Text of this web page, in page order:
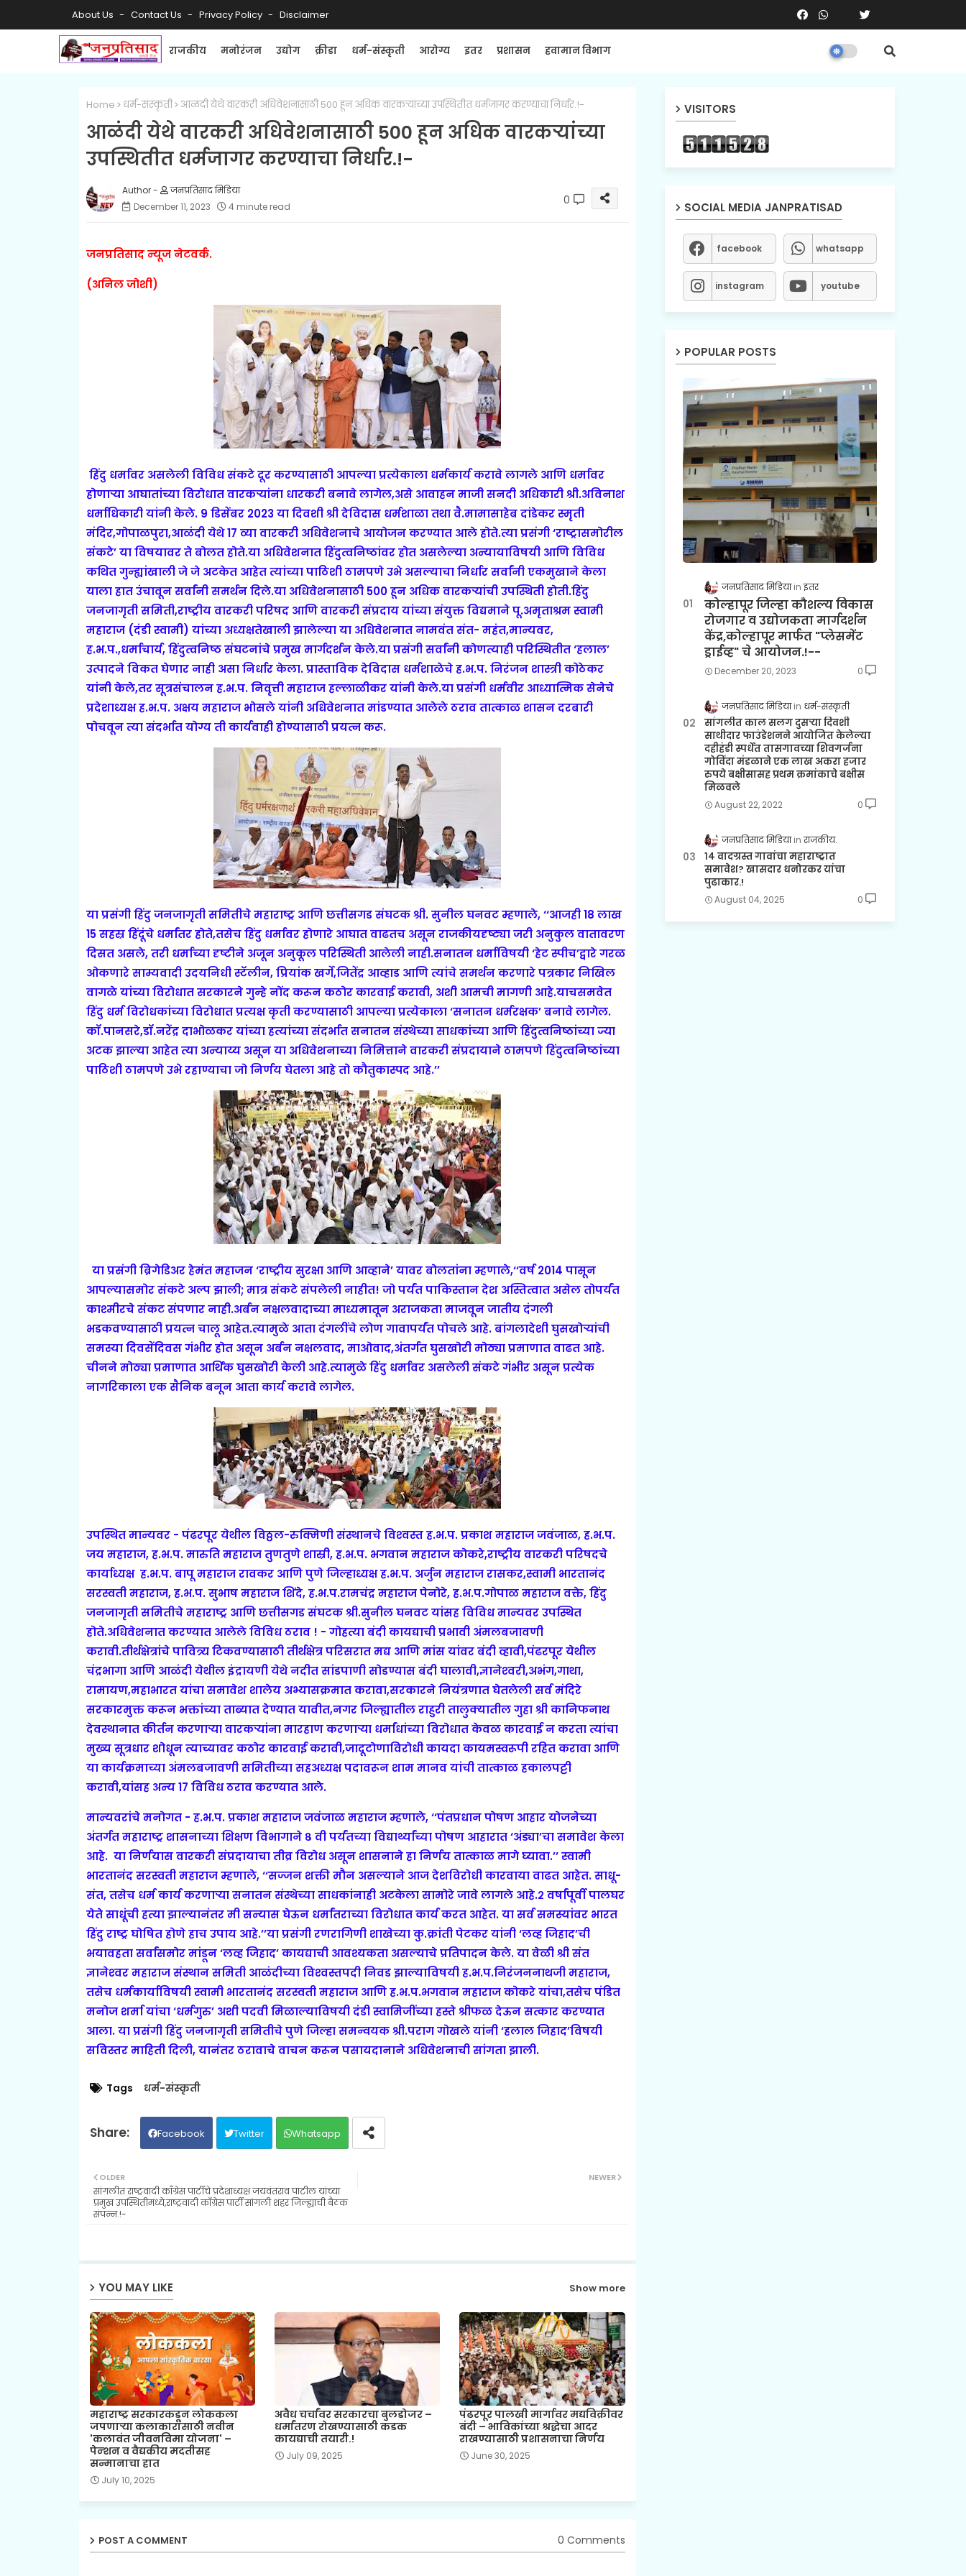
About Us Contact Us Privacy Policy Disclaimer
राजकीय मनोरंजन उद्योग क्रीडा धर्म-संस्कृती आरोग्य इतर प्रशासन हवामान विभाग
Home धर्म-संस्कृती आळंदी येथे वारकरी अधिवेशनासाठी 500 हून अधिक वारकऱ्यांच्या उपस्थितीत धर्मजागर करण्याचा निर्धार.!-
आळंदी येथे वारकरी अधिवेशनासाठी 500 हून अधिक वारकऱ्यांच्या
उपस्थितीत धर्मजागर करण्याचा निर्धार.!-
जनप्रतिसाद मिडिया
December 11, 2023
4 minute read 0
जनप्रतिसाद न्यूज नेटवर्क.
(अनिल जोशी)
हिंदु धर्मावर असलेली विविध संकटे दूर करण्यासाठी आपल्या प्रत्येकाला धर्मकार्य करावे लागले आणि धर्मावर
होणार्‍या आघातांच्या विरोधात वारकर्‍यांना धारकरी बनावे लागेल,असे आवाहन माजी सनदी अधिकारी श्री.अविनाश
धर्माधिकारी यांनी केले. 9 डिसेंबर 2023 या दिवशी श्री देविदास धर्मशाळा तथा वै.मामासाहेब दांडेकर स्मृती
मंदिर,गोपाळपुरा,आळंदी येथे 17 व्या वारकरी अधिवेशनाचे आयोजन करण्यात आले होते.त्या प्रसंगी ‘राष्ट्रासमोरील
संकटे’ या विषयावर ते बोलत होते.या अधिवेशनात हिंदुत्वनिष्ठांवर होत असलेल्या अन्यायाविषयी आणि विविध
कथित गुन्ह्यांखाली जे जे अटकेत आहेत त्यांच्या पाठिशी ठामपणे उभे असल्याचा निर्धार सर्वांनी एकमुखाने केला
याला हात उंचावून सर्वांनी समर्थन दिले.या अधिवेशनासाठी 500 हून अधिक वारकर्‍यांची उपस्थिती होती.हिंदु
जनजागृती समिती,राष्ट्रीय वारकरी परिषद आणि वारकरी संप्रदाय यांच्या संयुक्त विद्यमाने पू.अमृताश्रम स्वामी
महाराज (दंडी स्वामी) यांच्या अध्यक्षतेखाली झालेल्या या अधिवेशनात नामवंत संत- महंत,मान्यवर,
ह.भ.प.,धर्माचार्य, हिंदुत्वनिष्ठ संघटनांचे प्रमुख मार्गदर्शन केले.या प्रसंगी सर्वांनी कोणत्याही परिस्थितीत ‘हलाल’
उत्पादने विकत घेणार नाही असा निर्धार केला. प्रास्ताविक देविदास धर्मशाळेचे ह.भ.प. निरंजन शास्त्री कोठेकर
यांनी केले,तर सूत्रसंचालन ह.भ.प. निवृत्ती महाराज हल्लाळीकर यांनी केले.या प्रसंगी धर्मवीर आध्यात्मिक सेनेचे
प्रदेशाध्यक्ष ह.भ.प. अक्षय महाराज भोसले यांनी अधिवेशनात मांडण्यात आलेले ठराव तात्काळ शासन दरबारी
पोचवून त्या संदर्भात योग्य ती कार्यवाही होण्यासाठी प्रयत्न करू.
या प्रसंगी हिंदु जनजागृती समितीचे महाराष्ट्र आणि छत्तीसगड संघटक श्री. सुनील घनवट म्हणाले, ‘‘आजही 18 लाख
15 सहस्र हिंदूंचे धर्मांतर होते,तसेच हिंदु धर्मावर होणारे आघात वाढतच असून राजकीयदृष्ट्या जरी अनुकुल वातावरण
दिसत असले, तरी धर्माच्या दृष्टीने अजून अनुकूल परिस्थिती आलेली नाही.सनातन धर्माविषयी ‘हेट स्पीच’द्वारे गरळ
ओकणारे साम्यवादी उदयनिधी स्टॅलीन, प्रियांक खर्गे,जितेंद्र आव्हाड आणि त्यांचे समर्थन करणारे पत्रकार निखिल
वागळे यांच्या विरोधात सरकारने गुन्हे नोंद करून कठोर कारवाई करावी, अशी आमची मागणी आहे.याचसमवेत
हिंदु धर्म विरोधकांच्या विरोधात प्रत्यक्ष कृती करण्यासाठी आपल्या प्रत्येकाला ‘सनातन धर्मरक्षक’ बनावे लागेल.
कॉ.पानसरे,डॉ.नरेंद्र दाभोळकर यांच्या हत्यांच्या संदर्भात सनातन संस्थेच्या साधकांच्या आणि हिंदुत्वनिष्ठांच्या ज्या
अटक झाल्या आहेत त्या अन्याय्य असून या अधिवेशनाच्या निमित्ताने वारकरी संप्रदायाने ठामपणे हिंदुत्वनिष्ठांच्या
पाठिशी ठामपणे उभे रहाण्याचा जो निर्णय घेतला आहे तो कौतुकास्पद आहे.’’
या प्रसंगी ब्रिगेडिअर हेमंत महाजन ‘राष्ट्रीय सुरक्षा आणि आव्हाने’ यावर बोलतांना म्हणाले,‘‘वर्ष 2014 पासून
आपल्यासमोर संकटे अल्प झाली; मात्र संकटे संपलेली नाहीत! जो पर्यंत पाकिस्तान देश अस्तित्वात असेल तोपर्यंत
काश्मीरचे संकट संपणार नाही.अर्बन नक्षलवादाच्या माध्यमातून अराजकता माजवून जातीय दंगली
भडकवण्यासाठी प्रयत्न चालू आहेत.त्यामुळे आता दंगलींचे लोण गावापर्यंत पोचले आहे. बांगलादेशी घुसखोर्‍यांची
समस्या दिवसेंदिवस गंभीर होत असून अर्बन नक्षलवाद, माओवाद,अंतर्गत घुसखोरी मोठ्या प्रमाणात वाढत आहे.
चीनने मोठ्या प्रमाणात आर्थिक घुसखोरी केली आहे.त्यामुळे हिंदु धर्मावर असलेली संकटे गंभीर असून प्रत्येक
नागरिकाला एक सैनिक बनून आता कार्य करावे लागेल.
उपस्थित मान्यवर - पंढरपूर येथील विठ्ठल-रुक्मिणी संस्थानचे विश्‍वस्त ह.भ.प. प्रकाश महाराज जवंजाळ, ह.भ.प.
जय महाराज, ह.भ.प. मारुति महाराज तुणतुणे शास्री, ह.भ.प. भगवान महाराज कोकरे,राष्ट्रीय वारकरी परिषदचे
कार्याध्यक्ष ह.भ.प. बापू महाराज रावकर आणि पुणे जिल्हाध्यक्ष ह.भ.प. अर्जुन महाराज रासकर,स्वामी भारतानंद
सरस्वती महाराज, ह.भ.प. सुभाष महाराज शिंदे, ह.भ.प.रामचंद्र महाराज पेनोरे, ह.भ.प.गोपाळ महाराज वक्ते, हिंदु
जनजागृती समितीचे महाराष्ट्र आणि छत्तीसगड संघटक श्री.सुनील घनवट यांसह विविध मान्यवर उपस्थित
होते.अधिवेशनात करण्यात आलेले विविध ठराव ! - गोहत्या बंदी कायद्याची प्रभावी अंमलबजावणी
करावी.तीर्थक्षेत्रांचे पावित्र्य टिकवण्यासाठी तीर्थक्षेत्र परिसरात मद्य आणि मांस यांवर बंदी व्हावी,पंढरपूर येथील
चंद्रभागा आणि आळंदी येथील इंद्रायणी येथे नदीत सांडपाणी सोडण्यास बंदी घालावी,ज्ञानेश्‍वरी,अभंग,गाथा,
रामायण,महाभारत यांचा समावेश शालेय अभ्यासक्रमात करावा,सरकारने नियंत्रणात घेतलेली सर्व मंदिरे
सरकारमुक्त करून भक्तांच्या ताब्यात देण्यात यावीत,नगर जिल्ह्यातील राहुरी तालुक्यातील गुहा श्री कानिफनाथ
देवस्थानात कीर्तन करणार्‍या वारकर्‍यांना मारहाण करणार्‍या धर्मांधांच्या विरोधात केवळ कारवाई न करता त्यांचा
मुख्य सूत्रधार शोधून त्याच्यावर कठोर कारवाई करावी,जादूटोणाविरोधी कायदा कायमस्वरूपी रहित करावा आणि
या कार्यक्रमाच्या अंमलबजावणी समितीच्या सहअध्यक्ष पदावरून शाम मानव यांची तात्काळ हकालपट्टी
करावी,यांसह अन्य 17 विविध ठराव करण्यात आले.
मान्यवरांचे मनोगत - ह.भ.प. प्रकाश महाराज जवंजाळ महाराज म्हणाले, ‘‘पंतप्रधान पोषण आहार योजनेच्या
अंतर्गत महाराष्ट्र शासनाच्या शिक्षण विभागाने ८ वी पर्यंतच्या विद्यार्थ्यांच्या पोषण आहारात ‘अंड्या’चा समावेश केला
आहे. या निर्णयास वारकरी संप्रदायाचा तीव्र विरोध असून शासनाने हा निर्णय तात्काळ मागे घ्यावा.’’ स्वामी
भारतानंद सरस्वती महाराज म्हणाले, ‘‘सज्जन शक्ती मौन असल्याने आज देशविरोधी कारवाया वाढत आहेत. साधू-
संत, तसेच धर्म कार्य करणार्‍या सनातन संस्थेच्या साधकांनाही अटकेला सामोरे जावे लागले आहे.२ वर्षांपूर्वी पालघर
येते साधूंची हत्या झाल्यानंतर मी सन्यास घेऊन धर्मांतराच्या विरोधात कार्य करत आहेत. या सर्व समस्यांवर भारत
हिंदु राष्ट्र घोषित होणे हाच उपाय आहे.’’या प्रसंगी रणरागिणी शाखेच्या कु.क्रांती पेटकर यांनी ‘लव्ह जिहाद’ची
भयावहता सर्वांसमोर मांडून ‘लव्ह जिहाद’ कायद्याची आवश्यकता असल्याचे प्रतिपादन केले. या वेळी श्री संत
ज्ञानेश्‍वर महाराज संस्थान समिती आळंदीच्या विश्‍वस्तपदी निवड झाल्याविषयी ह.भ.प.निरंजननाथजी महाराज,
तसेच धर्मकार्याविषयी स्वामी भारतानंद सरस्वती महाराज आणि ह.भ.प.भगवान महाराज कोकरे यांचा,तसेच पंडित
मनोज शर्मा यांचा ‘धर्मगुरु’ अशी पदवी मिळाल्याविषयी दंडी स्वामिजींच्या हस्ते श्रीफळ देऊन सत्कार करण्यात
आला. या प्रसंगी हिंदु जनजागृती समितीचे पुणे जिल्हा समन्वयक श्री.पराग गोखले यांनी ‘हलाल जिहाद’विषयी
सविस्तर माहिती दिली, यानंतर ठरावाचे वाचन करून पसायदानाने अधिवेशनाची सांगता झाली.
Tags धर्म-संस्कृती
Facebook Twitter Whatsapp
NEWER
OLDER
सांगलीत राष्ट्रवादी काँग्रेस पार्टीचे प्रदेशाध्यक्ष जयवंतराव पाटील यांच्या
प्रमुख उपस्थितीमध्ये,राष्ट्रवादी काँग्रेस पार्टी सांगली शहर जिल्ह्याची बैठक
संपन्न.!-
YOU MAY LIKE Show more
महाराष्ट्र सरकारकडून लोककला
जपणाऱ्या कलाकारांसाठी नवीन
'कलावंत जीवनविमा योजना' –
पेन्शन व वैद्यकीय मदतीसह
सन्मानाचा हात
July 10, 2025
अवैध चर्चांवर सरकारचा बुलडोजर –
धर्मांतरण रोखण्यासाठी कडक
कायद्याची तयारी.!
July 09, 2025
पंढरपूर पालखी मार्गावर मद्यविक्रीवर
बंदी – भाविकांच्या श्रद्धेचा आदर
राखण्यासाठी प्रशासनाचा निर्णय
June 30, 2025
POST A COMMENT 0 Comments
VISITORS
SOCIAL MEDIA JANPRATISAD
facebook whatsapp
instagram youtube
POPULAR POSTS
जनप्रतिसाद मिडिया इतर
कोल्हापूर जिल्हा कौशल्य विकास
रोजगार व उद्योजकता मार्गदर्शन
केंद्र,कोल्हापूर मार्फत "प्लेसमेंट
ड्राईव्ह" चे आयोजन.!--
December 20, 2023 0
जनप्रतिसाद मिडिया धर्म-संस्कृती
सांगलीत काल सलग दुसऱ्या दिवशी
साथीदार फाउंडेशनने आयोजित केलेल्या
दहीहंडी स्पर्धेत तासगावच्या शिवगर्जना
गोविंदा मंडळाने एक लाख अकरा हजार
रुपये बक्षीसासह प्रथम क्रमांकाचे बक्षीस
मिळवले
August 22, 2022 0
जनप्रतिसाद मिडिया राजकीय.
१४ वादग्रस्त गावांचा महाराष्ट्रात
समावेश? खासदार धनोरकर यांचा
पुढाकार.!
August 04, 2025 0